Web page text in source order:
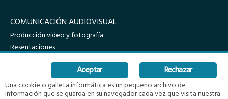
COMUNICACIÓN AUDIOVISUAL
Producción video y fotografía
Resentaciones
Rechazar
Aceptar
Una cookie o galleta informática es un pequeño archivo de
información que se guarda en su navegador cada vez que visita nuestra